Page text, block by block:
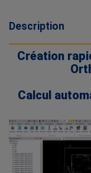
Description
Création
Calcul